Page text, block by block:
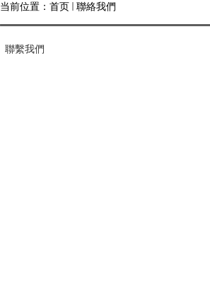
当前位置： 首页 聯絡我們
聯繫我們